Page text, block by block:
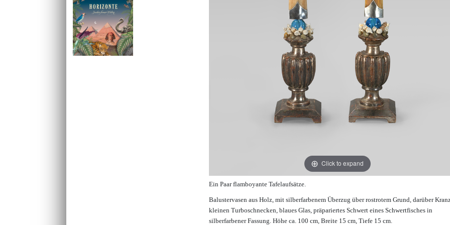
Click to expand
Ein Paar flamboyante Tafelaufsätze.
Balustervasen aus Holz, mit silberfarbenem Überzug über rostrotem Grund, darüber
kleinen Turboschnecken, blaues Glas, präpariertes Schwert eines Schwertfisches in
silberfarbener Fassung. Höhe ca. 100 cm, Breite 15 cm, Tiefe 15 cm.